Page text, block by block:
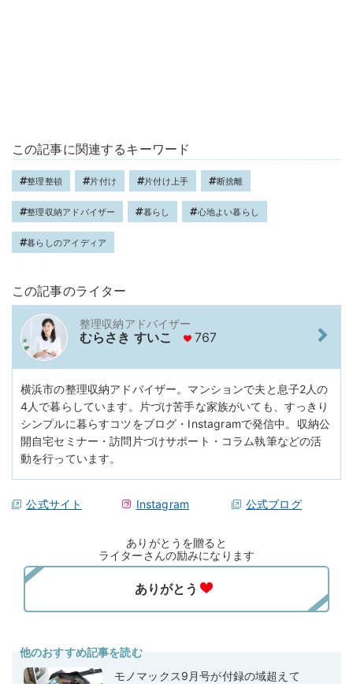
この記事に関連するキーワード
整理整頓 片付け 片付け上手 断捨離
整理収納アドバイザー 暮らし 心地よい暮らし
暮らしのアイディア
この記事のライター
整理収納アドバイザー
むらさき すいこ 767
横浜市の整理収納アドバイザー。マンションで夫と息子2人の
4人で暮らしています。片づけ苦手な家族がいても、すっきり
シンプルに暮らすコツをブログ・Instagramで発信中。収納公
開自宅セミナー・訪問片づけサポート・コラム執筆などの活
動を行っています。
公式サイト Instagram 公式ブログ
ありがとうを贈ると
ライターさんの励みになります
他のおすすめ記事を読む
モノマックス9月号が付録の域超えて